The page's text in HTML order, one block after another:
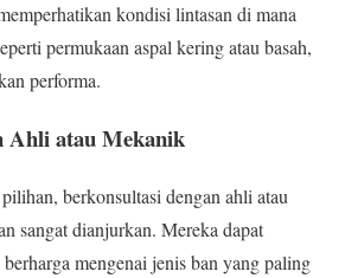
kondisi lintasan di mana
permukaan aspal kering atau basah,
performa.
Ahli atau Mekanik
berkonsultasi dengan ahli atau
sangat dianjurkan. Mereka dapat
mengenai jenis ban yang paling